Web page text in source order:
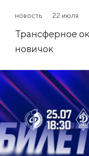
новость 22 июля
Трансферное
новичок